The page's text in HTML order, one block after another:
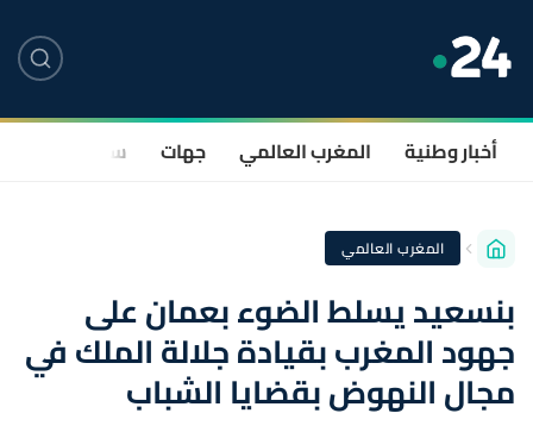
أخبار وطنية المغرب العالمي جهات سياسة
المغرب العالمي
بنسعيد يسلط الضوء بعمان على
جهود المغرب بقيادة جلالة الملك في
مجال النهوض بقضايا الشباب